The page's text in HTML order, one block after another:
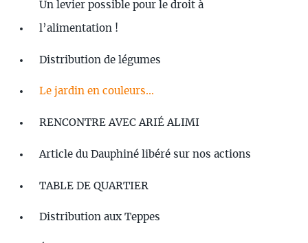
Un levier possible pour le droit à
l’alimentation !
Distribution de légumes
Le jardin en couleurs...
RENCONTRE AVEC ARIÉ ALIMI
Article du Dauphiné libéré sur nos actions
TABLE DE QUARTIER
Distribution aux Teppes